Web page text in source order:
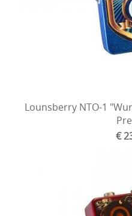
Lounsberry NTO-1
€